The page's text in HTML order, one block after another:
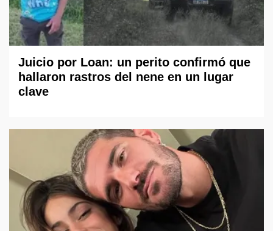
Juicio por Loan: un perito confirmó que
hallaron rastros del nene en un lugar
clave